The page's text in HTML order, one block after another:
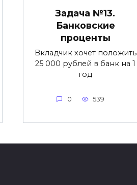
Задача №13.
Банковские
проценты
Вкладчик хочет положить
25 000 рублей в банк на 1
год
0 539